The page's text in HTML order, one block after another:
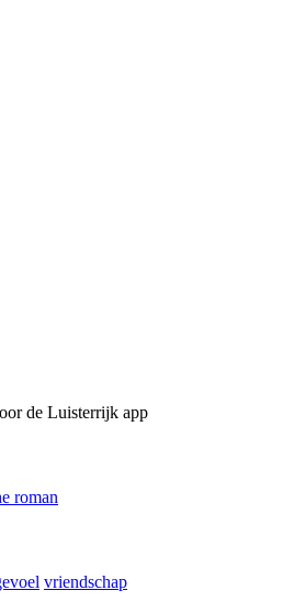
de Luisterrijk app
roman
vriendschap